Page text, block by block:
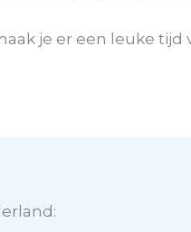
je er een leuke tijd